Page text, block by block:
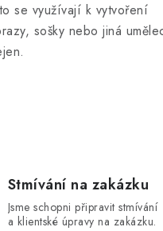
se využívají k vytvoření
sošky nebo jiná
Stmívání na zakázku
Jsme schopni připravit stmívání
a klientské úpravy na zakázku.